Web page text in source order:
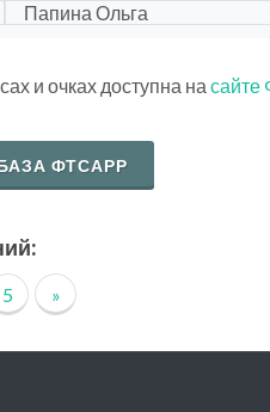
Папина Ольга
и очках доступна на
ФТСАРР
5 »